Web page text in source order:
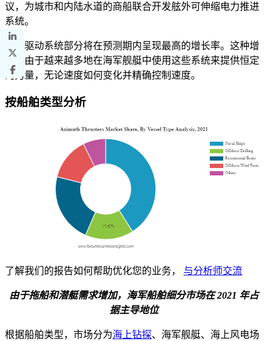
议，为城市和内陆水道的商船联合开发舷外可伸缩电力推进
系统。
液压驱动系统部分将在预测期内呈现最高的增长率。这种增
长是由于越来越多地在海军舰艇中使用这些系统来提供恒定
的力量，无论速度如何变化并精确控制速度。
按船舶类型分析
了解我们的报告如何帮助优化您的业务， 与分析师交流
由于拖船和潜艇需求增加，海军船舶细分市场在 2021 年占
据主导地位
根据船舶类型，市场分为海上钻探、海军舰艇、海上风电场